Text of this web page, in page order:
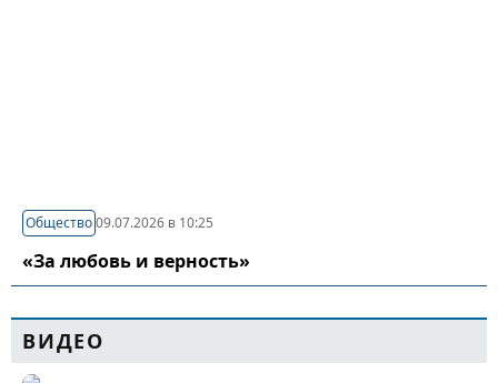
Общество09.07.2026 в 10:25
«За любовь и верность»
ВИДЕО